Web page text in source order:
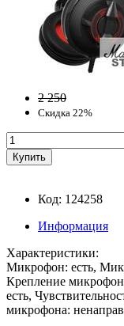
2 250
Скидка 22%
Код: 124258
Информация
Характеристики:
Микрофон: есть,
Крепление
есть,
микрофона: